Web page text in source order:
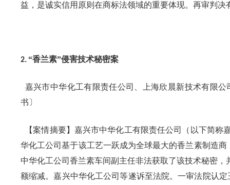
益，是诚实信用原则在商标法领域的重要体现。再审判
2.“香兰素”侵害技术秘密案
嘉兴市中华化工有限责任公司、上海欣晨新技术有限
书〕
【案情摘要】嘉兴市中华化工有限责任公司（以下简称
华化工公司基于该工艺一跃成为全球最大的香兰素制造商
中华化工公司香兰素车间副主任非法获取了该技术秘密
额缩减。嘉兴中华化工公司等遂诉至法院。一审法院认